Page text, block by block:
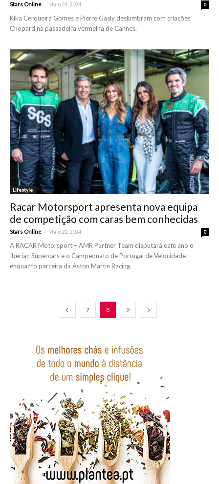
Stars Online - Maio 24, 2024 0
Kika Cerqueira Gomes e Pierre Gasly deslumbram com criações
Chopard na passadeira vermelha de Cannes.
Lifestyle
Racar Motorsport apresenta nova equipa
de competição com caras bem conhecidas
Stars Online - Maio 21, 2024 0
A RACAR Motorsport – AMR Partner Team disputará este ano o
Iberian Supercars e o Campeonato de Portugal de Velocidade
enquanto parceira da Aston Martin Racing.
7 8 9